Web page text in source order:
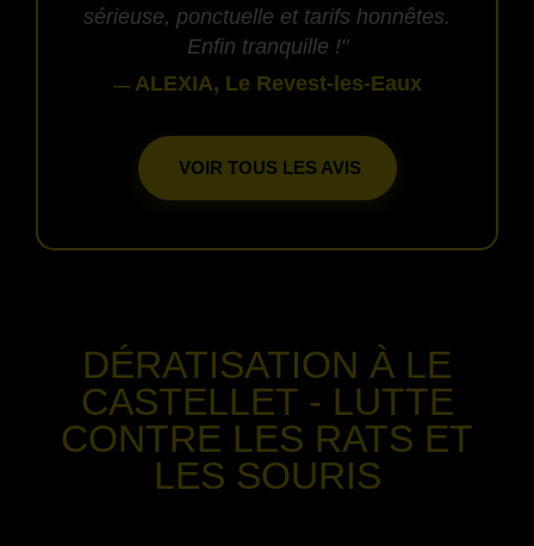
sérieuse, ponctuelle et tarifs honnêtes.
Enfin tranquille !"
— ALEXIA, Le Revest-les-Eaux
VOIR TOUS LES AVIS
DÉRATISATION À LE
CASTELLET - LUTTE
CONTRE LES RATS ET
LES SOURIS